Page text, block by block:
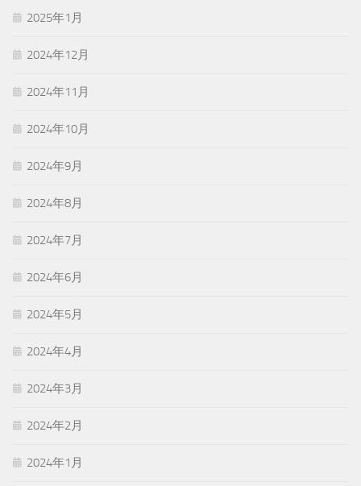
2025年1月
2024年12月
2024年11月
2024年10月
2024年9月
2024年8月
2024年7月
2024年6月
2024年5月
2024年4月
2024年3月
2024年2月
2024年1月